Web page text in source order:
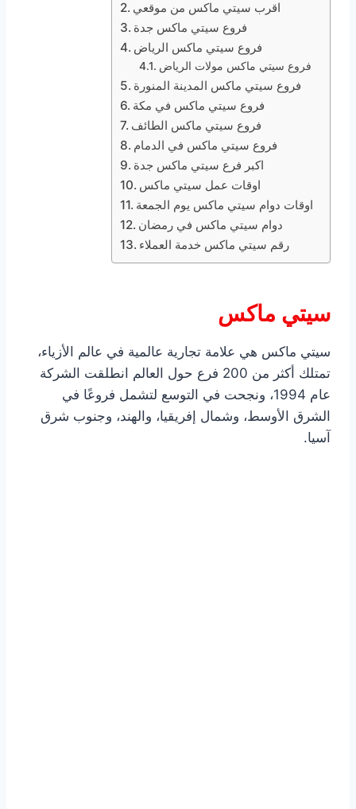
اقرب سيتي ماكس من موقعي
فروع سيتي ماكس جدة
فروع سيتي ماكس الرياض
فروع سيتي ماكس مولات الرياض
فروع سيتي ماكس المدينة المنورة
فروع سيتي ماكس في مكة
فروع سيتي ماكس الطائف
فروع سيتي ماكس في الدمام
اكبر فرع سيتي ماكس جدة
اوقات عمل سيتي ماكس
اوقات دوام سيتي ماكس يوم الجمعة
دوام سيتي ماكس في رمضان
رقم سيتي ماكس خدمة العملاء
سيتي ماكس
سيتي ماكس هي علامة تجارية عالمية في عالم الأزياء،
تمتلك أكثر من 200 فرع حول العالم انطلقت الشركة
عام 1994، ونجحت في التوسع لتشمل فروعًا في
الشرق الأوسط، وشمال إفريقيا، والهند، وجنوب شرق
آسيا.